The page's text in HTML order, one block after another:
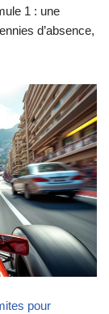
1 : une
d’absence,
pour